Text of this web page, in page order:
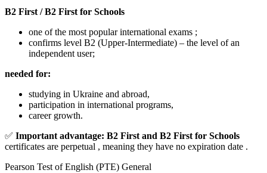
B2 First / B2 First for Schools
one of the most popular international exams ;
confirms level B2 (Upper-Intermediate) – the level of an
independent user;
needed for:
studying in Ukraine and abroad,
participation in international programs,
career growth.
✅ Important advantage: B2 First and B2 First for Schools
certificates are perpetual , meaning they have no expiration date .
Pearson Test of English (PTE) General